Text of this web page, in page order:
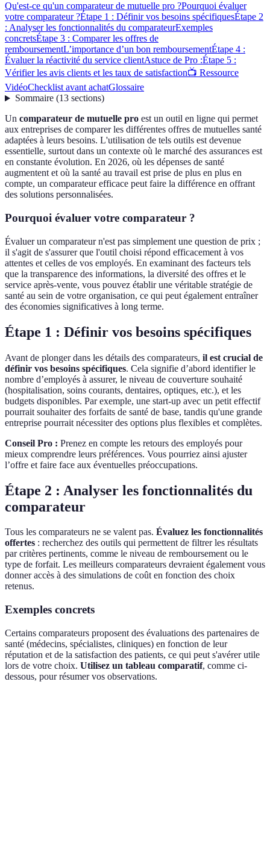
Qu'est-ce qu'un comparateur de mutuelle pro ?Pourquoi évaluer
votre comparateur ?Étape 1 : Définir vos besoins spécifiquesÉtape 2
: Analyser les fonctionnalités du comparateurExemples
concretsÉtape 3 : Comparer les offres de
remboursementL’importance d’un bon remboursementÉtape 4 :
Évaluer la réactivité du service clientAstuce de Pro :Étape 5 :
Vérifier les avis clients et les taux de satisfaction📺 Ressource
VidéoChecklist avant achatGlossaire
Sommaire(13 sections)
Un comparateur de mutuelle pro est un outil en ligne qui permet
aux entreprises de comparer les différentes offres de mutuelles santé
adaptées à leurs besoins. L'utilisation de tels outils est devenue
essentielle, surtout dans un contexte où le marché des assurances est
en constante évolution. En 2026, où les dépenses de santé
augmentent et où la santé au travail est prise de plus en plus en
compte, un comparateur efficace peut faire la différence en offrant
des solutions personnalisées.
Pourquoi évaluer votre comparateur ?
Évaluer un comparateur n'est pas simplement une question de prix ;
il s'agit de s'assurer que l'outil choisi répond efficacement à vos
attentes et celles de vos employés. En examinant des facteurs tels
que la transparence des informations, la diversité des offres et le
service après-vente, vous pouvez établir une véritable stratégie de
santé au sein de votre organisation, ce qui peut également entraîner
des économies significatives à long terme.
Étape 1 : Définir vos besoins spécifiques
Avant de plonger dans les détails des comparateurs, il est crucial de
définir vos besoins spécifiques. Cela signifie d’abord identifier le
nombre d’employés à assurer, le niveau de couverture souhaité
(hospitalisation, soins courants, dentaires, optiques, etc.), et les
budgets disponibles. Par exemple, une start-up avec un petit effectif
pourrait souhaiter des forfaits de santé de base, tandis qu'une grande
entreprise pourrait nécessiter des options plus flexibles et complètes.
Conseil Pro : Prenez en compte les retours des employés pour
mieux comprendre leurs préférences. Vous pourriez ainsi ajuster
l’offre et faire face aux éventuelles préoccupations.
Étape 2 : Analyser les fonctionnalités du
comparateur
Tous les comparateurs ne se valent pas. Évaluez les fonctionnalités
offertes : recherchez des outils qui permettent de filtrer les résultats
par critères pertinents, comme le niveau de remboursement ou le
type de forfait. Les meilleurs comparateurs devraient également vous
donner accès à des simulations de coût en fonction des choix
retenus.
Exemples concrets
Certains comparateurs proposent des évaluations des partenaires de
santé (médecins, spécialistes, cliniques) en fonction de leur
réputation et de la satisfaction des patients, ce qui peut s'avérer utile
lors de votre choix. Utilisez un tableau comparatif, comme ci-
dessous, pour résumer vos observations.